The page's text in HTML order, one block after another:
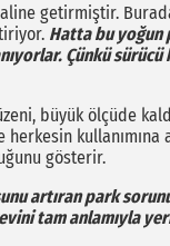
getirmiştir.
Hatta bu yoğun
Çünkü
büyük ölçüde
herkesin
gösterir.
artıran park
tam anlamıyla